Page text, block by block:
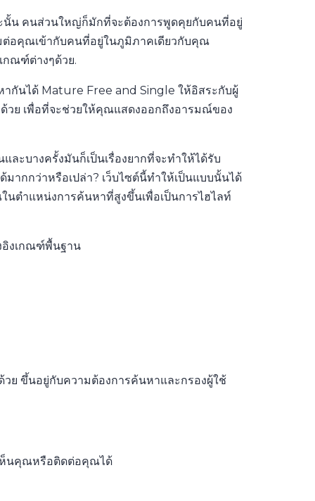
นั้น คนส่วนใหญ่ก็มักที่จะต้องการพูดคุยกับคนที่อยู่
ต่อคุณเข้ากับคนที่อยู่ในภูมิภาคเดียวกับคุณ
กณฑ์ต่างๆด้วย.
กันได้ Mature Free and Single ให้อิสระกับผู้
วย เพื่อที่จะช่วยให้คุณแสดงออกถึงอารมณ์ของ
ะบางครั้งมันก็เป็นเรื่องยากที่จะทำให้ได้รับ
ากกว่าหรือเปล่า? เว็บไซต์นี้ทำให้เป็นแบบนั้นได้
ตำแหน่งการค้นหาที่สูงขึ้นเพื่อเป็นการไฮไลท์
อิงเกณฑ์พื้นฐาน
ย ขึ้นอยู่กับความต้องการค้นหาและกรองผู้ใช้
ห็นคุณหรือติดต่อคุณได้